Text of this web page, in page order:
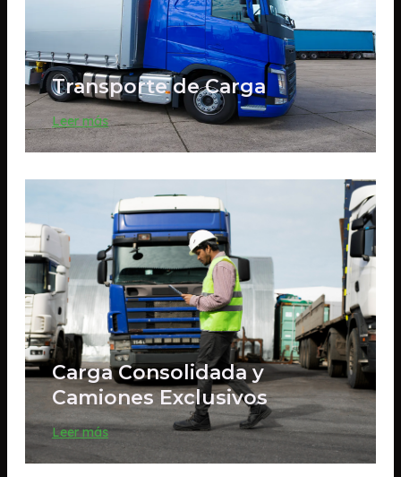
Transporte de Carga
Leer más
Carga Consolidada y
Camiones Exclusivos
Leer más